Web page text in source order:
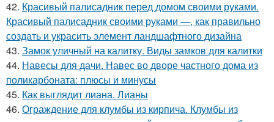
42. Красивый палисадник перед домом своими руками.
Красивый палисадник своими руками —, как правильно
создать и украсить элемент ландшафтного дизайна
43. Замок уличный на калитку. Виды замков для калитки
44. Навесы для дачи. Навес во дворе частного дома из
поликарбоната: плюсы и минусы
45. Как выглядит лиана. Лианы
46. Ограждение для клумбы из кирпича. Клумбы из